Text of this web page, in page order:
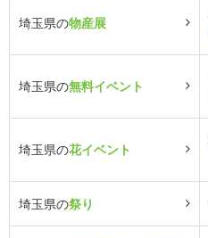
埼玉県の物産展
埼玉県の無料イベント
埼玉県の花イベント
埼玉県の祭り